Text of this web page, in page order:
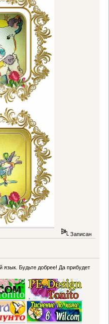
Записан
язык. Будьте добрее! Да прибудет